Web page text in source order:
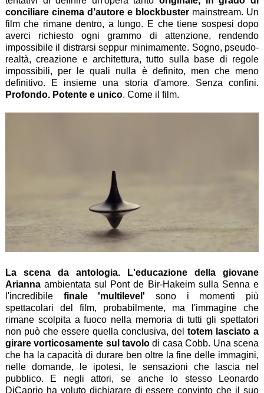
conciliare cinema d’autore e blockbuster mainstream. Un
film che rimane dentro, a lungo. E che tiene sospesi dopo
averci richiesto ogni grammo di attenzione, rendendo
impossibile il distrarsi seppur minimamente. Sogno, pseudo-
realtà, creazione e architettura, tutto sulla base di regole
impossibili, per le quali nulla è definito, men che meno
definitivo. E insieme una storia d'amore. Senza confini.
Profondo. Potente e unico. Come il film.
La scena da antologia. L'educazione della giovane
Ariannaambientata sul Pont de Bir-Hakeim sulla Senna e
l'incredibile finale 'multilevel' sono i momenti più
spettacolari del film, probabilmente, ma l'immagine che
rimane scolpita a fuoco nella memoria di tutti gli spettatori
non può che essere quella conclusiva, deltotem lasciato a
girare vorticosamente sul tavolo di casa Cobb. Una scena
che ha la capacità di durare ben oltre la fine delle immagini,
nelle domande, le ipotesi, le sensazioni che lascia nel
pubblico. E negli attori, se anche lo stesso Leonardo
DiCaprio ha voluto dichiarare di essere convinto che il suo